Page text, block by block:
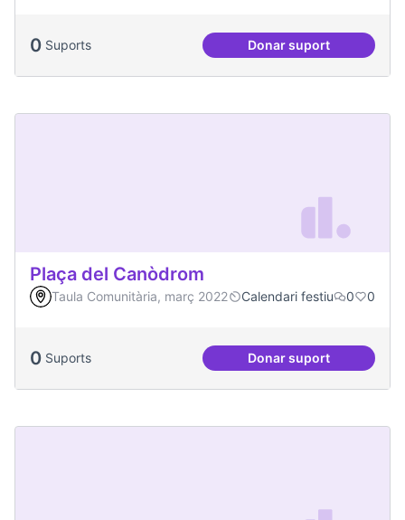
0 Suports Donar suportPodcast Radio
Plaça del Canòdrom
Taula Comunitària, març 2022 Calendari festiu 0 0
0 Suports Donar suport
Plaça del